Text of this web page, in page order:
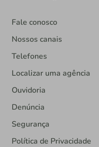
Fale conosco
Nossos canais
Telefones
Localizar uma agência
Ouvidoria
Denúncia
Segurança
Política de Privacidade